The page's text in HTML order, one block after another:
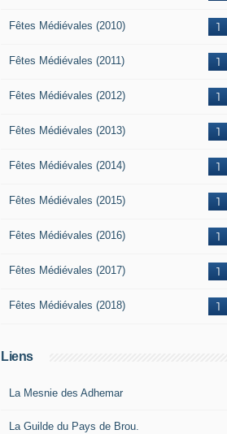
1
Fêtes Médiévales (2010)
1
Fêtes Médiévales (2011)
1
Fêtes Médiévales (2012)
1
Fêtes Médiévales (2013)
1
Fêtes Médiévales (2014)
1
Fêtes Médiévales (2015)
1
Fêtes Médiévales (2016)
1
Fêtes Médiévales (2017)
1
Fêtes Médiévales (2018)
Liens
La Mesnie des Adhemar
La Guilde du Pays de Brou.